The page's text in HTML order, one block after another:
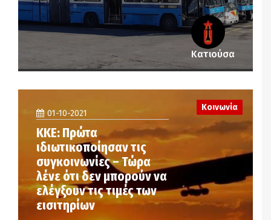
Κατιούσα
01-10-2021
ΚΚΕ: Πρώτα
ιδιωτικοποίησαν τις
συγκοινωνίες – Τώρα
λένε ότι δεν μπορούν να
ελέγξουν τις τιμές των
εισιτηρίων
Κοινωνία